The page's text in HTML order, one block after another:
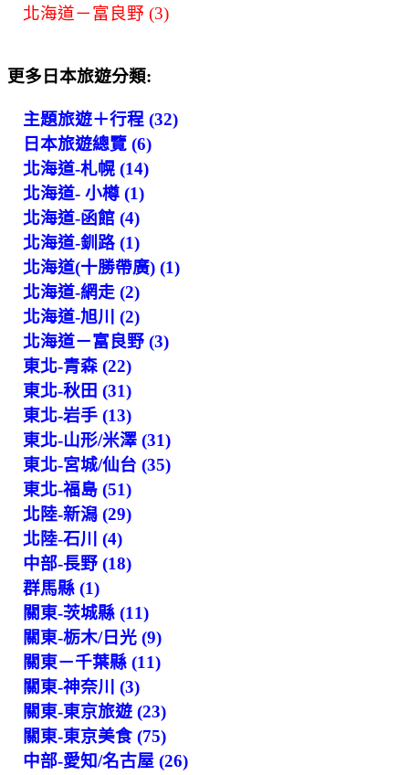
北海道－富良野 (3)
更多日本旅遊分類:
主題旅遊＋行程 (32)
日本旅遊總覽 (6)
北海道-札幌 (14)
北海道- 小樽 (1)
北海道-函館 (4)
北海道-釧路 (1)
北海道(十勝帶廣) (1)
北海道-網走 (2)
北海道-旭川 (2)
北海道－富良野 (3)
東北-青森 (22)
東北-秋田 (31)
東北-岩手 (13)
東北-山形/米澤 (31)
東北-宮城/仙台 (35)
東北-福島 (51)
北陸-新潟 (29)
北陸-石川 (4)
中部-長野 (18)
群馬縣 (1)
關東-茨城縣 (11)
關東-栃木/日光 (9)
關東－千葉縣 (11)
關東-神奈川 (3)
關東-東京旅遊 (23)
關東-東京美食 (75)
中部-愛知/名古屋 (26)